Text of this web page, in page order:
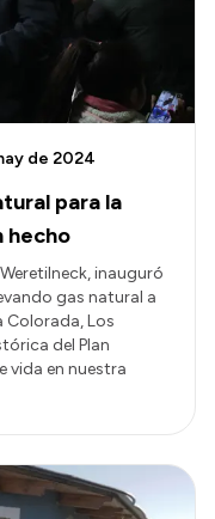
para la
hecho
de 2024
inauguró
gas natural a
Colorada, Los
del Plan
vida en nuestra